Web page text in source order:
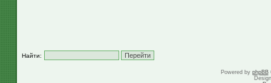
Найти:
Powered by phpBB